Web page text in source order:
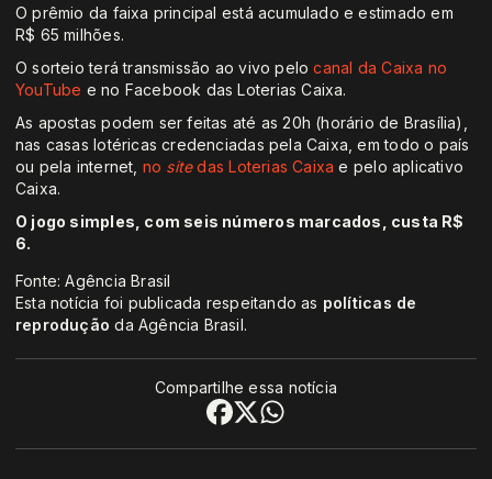
O prêmio da faixa principal está acumulado e estimado em
R$ 65 milhões.
O sorteio terá transmissão ao vivo pelocanal da Caixa no
YouTube e no Facebook das Loterias Caixa.
As apostas podem ser feitas até as 20h (horário de Brasília),
nas casas lotéricas credenciadas pela Caixa, em todo o país
ou pela internet, no sitedas Loterias Caixa e pelo aplicativo
Caixa.
O jogo simples, com seis números marcados, custa R$
6.
Fonte: Agência Brasil
Esta notícia foi publicada respeitando as políticas de
reprodução da Agência Brasil.
Compartilhe essa notícia